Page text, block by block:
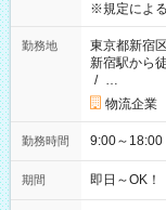
※規定による
勤務地
東京都新宿区
新宿駅から
/ …
物流企業
勤務時間 9:00～18:00
期間 即日～OK！